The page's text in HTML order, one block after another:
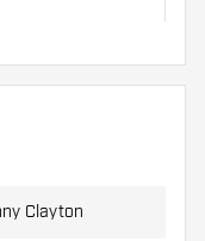
materiaal of
komen
Clayton